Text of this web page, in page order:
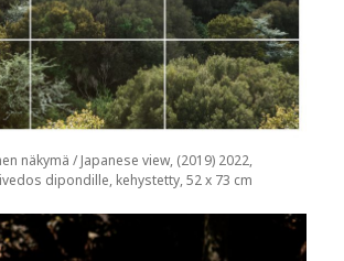
näkymä / Japanese view, (2019) 2022,
dipondille, kehystetty, 52 x 73 cm